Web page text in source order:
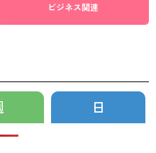
ビジネス関連
日